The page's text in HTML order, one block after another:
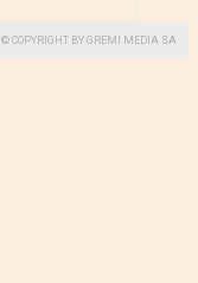
© COPYRIGHT BY GREMI MEDIA SA